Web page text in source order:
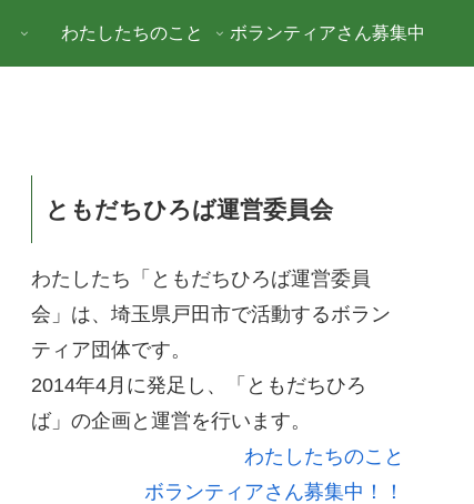
わたしたちのこと ボランティアさん募集中
ともだちひろば運営委員会
わたしたち「ともだちひろば運営委員
会」は、埼玉県戸田市で活動するボラン
ティア団体です。
2014年4月に発足し、「ともだちひろ
ば」の企画と運営を行います。
わたしたちのこと
ボランティアさん募集中！！